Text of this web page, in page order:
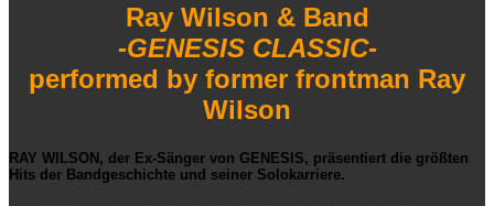
Ray Wilson & Band
-GENESIS CLASSIC-
performed by former frontman Ray
Wilson
RAY WILSON, der Ex-Sänger von GENESIS, präsentiert die größten
Hits der Bandgeschichte und seiner Solokarriere.